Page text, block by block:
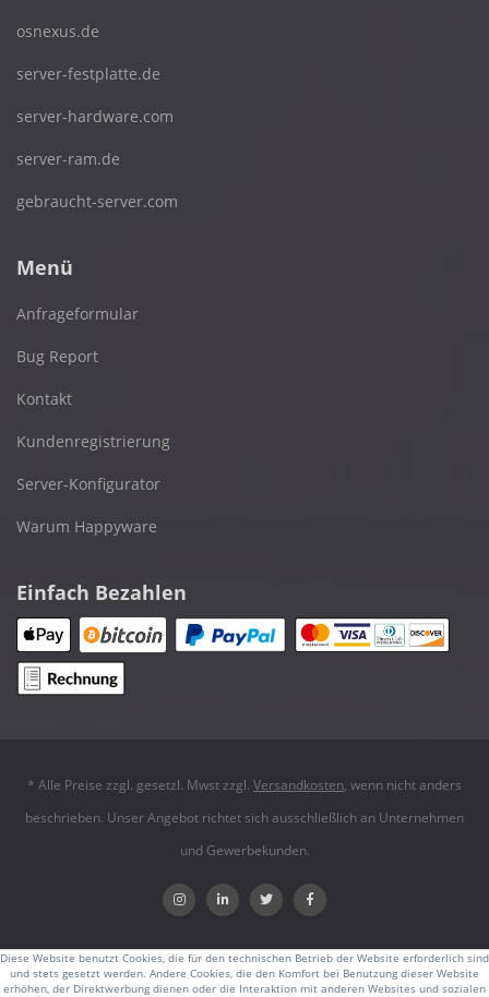
osnexus.de
server-festplatte.de
server-hardware.com
server-ram.de
gebraucht-server.com
Menü
Anfrageformular
Bug Report
Kontakt
Kundenregistrierung
Server-Konfigurator
Warum Happyware
Einfach Bezahlen
* Alle Preise zzgl. gesetzl. Mwst zzgl. Versandkosten, wenn nicht anders
beschrieben. Unser Angebot richtet sich ausschließlich an Unternehmen
und Gewerbekunden.
Diese Website benutzt Cookies, die für den technischen Betrieb der Website erforderlich sind
und stets gesetzt werden. Andere Cookies, die den Komfort bei Benutzung dieser Website
erhöhen, der Direktwerbung dienen oder die Interaktion mit anderen Websites und sozialen